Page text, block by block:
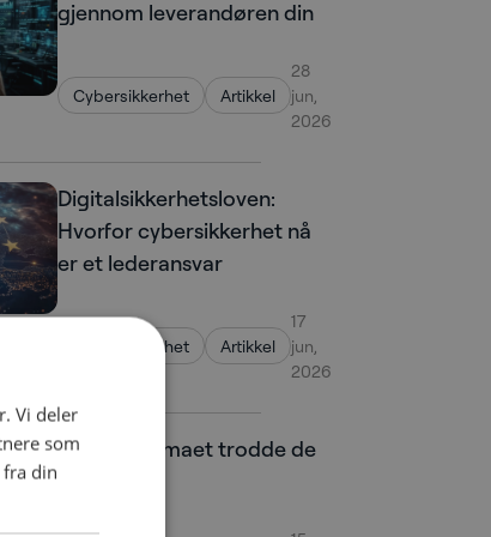
gjennom leverandøren din
Cybersikkerhet Artikkel
28
jun,
2026
Digitalsikkerhetsloven:
Hvorfor cybersikkerhet nå
er et lederansvar
Cybersikkerhet Artikkel
17
jun,
2026
Advokatfirmaet trodde de
Vi deler
som
din